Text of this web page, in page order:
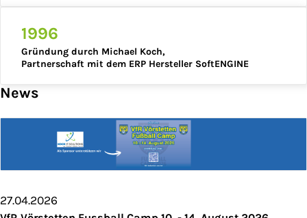
1996
Gründung durch Michael Koch,
Partnerschaft mit dem ERP Hersteller SoftENGINE
News
27.04.2026